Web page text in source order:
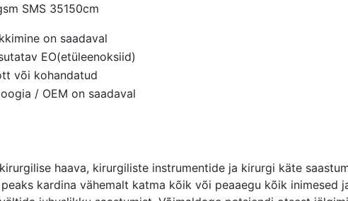
SMS 35150cm
on saadaval
EO(etüleenoksiid)
või kohandatud
/ OEM on saadaval
haava, kirurgiliste instrumentide ja kirurgi käte
kardina vähemalt katma kõik või peaaegu kõik inimesed